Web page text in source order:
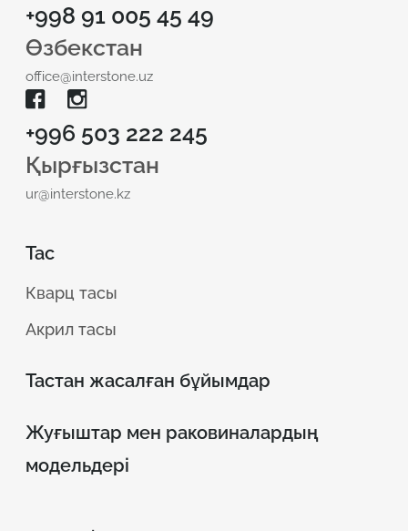
+998 91 005 45 49
Өзбекстан
office@interstone.uz
+996 503 222 245
Қырғызстан
ur@interstone.kz
Тас
Кварц тасы
Акрил тасы
Тастан жасалған бұйымдар
Жуғыштар мен раковиналардың
модельдері